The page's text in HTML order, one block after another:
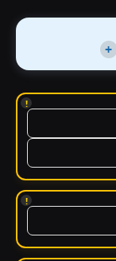
+
!
!